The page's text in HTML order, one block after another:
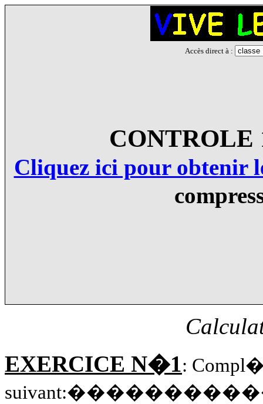
Accès direct à :
CONTROLE
Cliquez ici pour obtenir
EXERCICE N�1: